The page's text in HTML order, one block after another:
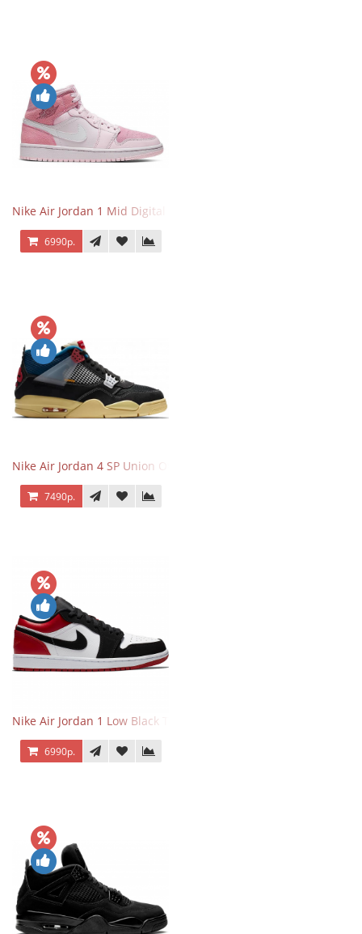
Nike Air Jordan 1 Mid Digital Pink
6990р.
Nike Air Jordan 4 SP Union Off Noir
7490р.
Nike Air Jordan 1 Low Black Toe
6990р.